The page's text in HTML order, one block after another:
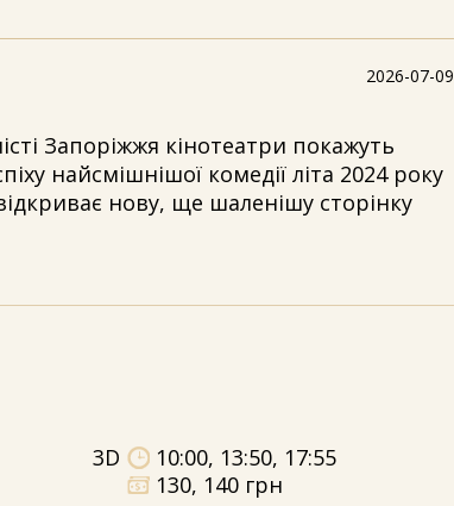
2026-07-09
Запоріжжя кінотеатри покажуть
найсмішнішої комедії літа 2024 року
нову, ще шаленішу сторінку
3D
10:00, 13:50, 17:55
130, 140 грн